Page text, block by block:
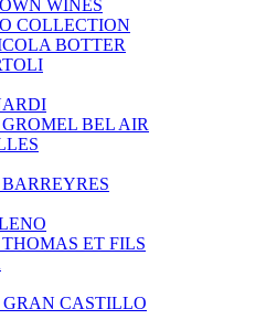
WINES
COLLECTION
BOTTER
BEL AIR
ET FILS
CASTILLO